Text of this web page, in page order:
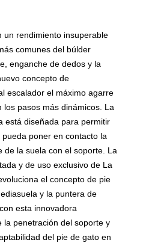
un rendimiento insuperable
comunes del búlder
enganche de dedos y la
concepto de
escalador el máximo agarre
los pasos más dinámicos. La
está diseñada para permitir
poner en contacto la
de la suela con el soporte. La
y de uso exclusivo de La
el concepto de pie
y la puntera de
esta innovadora
la penetración del soporte y
del pie de gato en